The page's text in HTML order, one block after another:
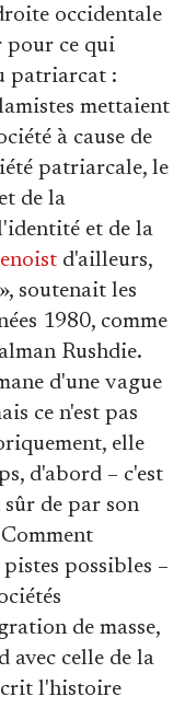
occidentale
pour ce qui
patriarcat :
mettaient
à cause de
patriarcale, le
de la
et de la
d'ailleurs,
soutenait les
1980, comme
Rushdie.
d'une vague
ce n'est pas
elle
d'abord – c'est
de par son
possibles –
de masse,
avec celle de la
l'histoire